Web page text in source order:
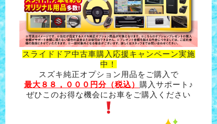
スライドドア中古車購入応援キャンペーン実施
中！
スズキ純正オプション用品をご購入で
最大８８，０００円分（税込） 購入サポート♪
ぜひこのお得な機会にお車をご購入ください